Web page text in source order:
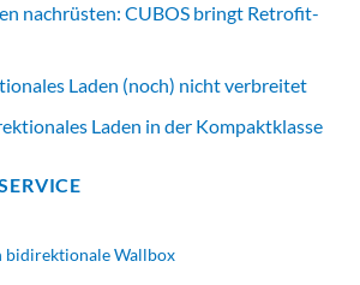
nachrüsten: CUBOS bringt Retrofit-
Laden (noch) nicht verbreitet
Laden in der Kompaktklasse
Wallbox